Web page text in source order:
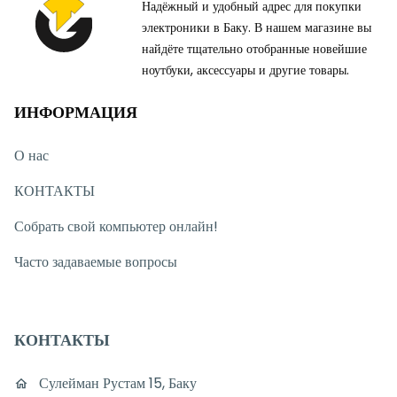
Надёжный и удобный адрес для покупки
электроники в Баку. В нашем магазине вы
найдёте тщательно отобранные новейшие
ноутбуки, аксессуары и другие товары.
ИНФОРМАЦИЯ
О нас
КОНТАКТЫ
Собрать свой компьютер онлайн!
Часто задаваемые вопросы
КОНТАКТЫ
Сулейман Рустам 15, Баку